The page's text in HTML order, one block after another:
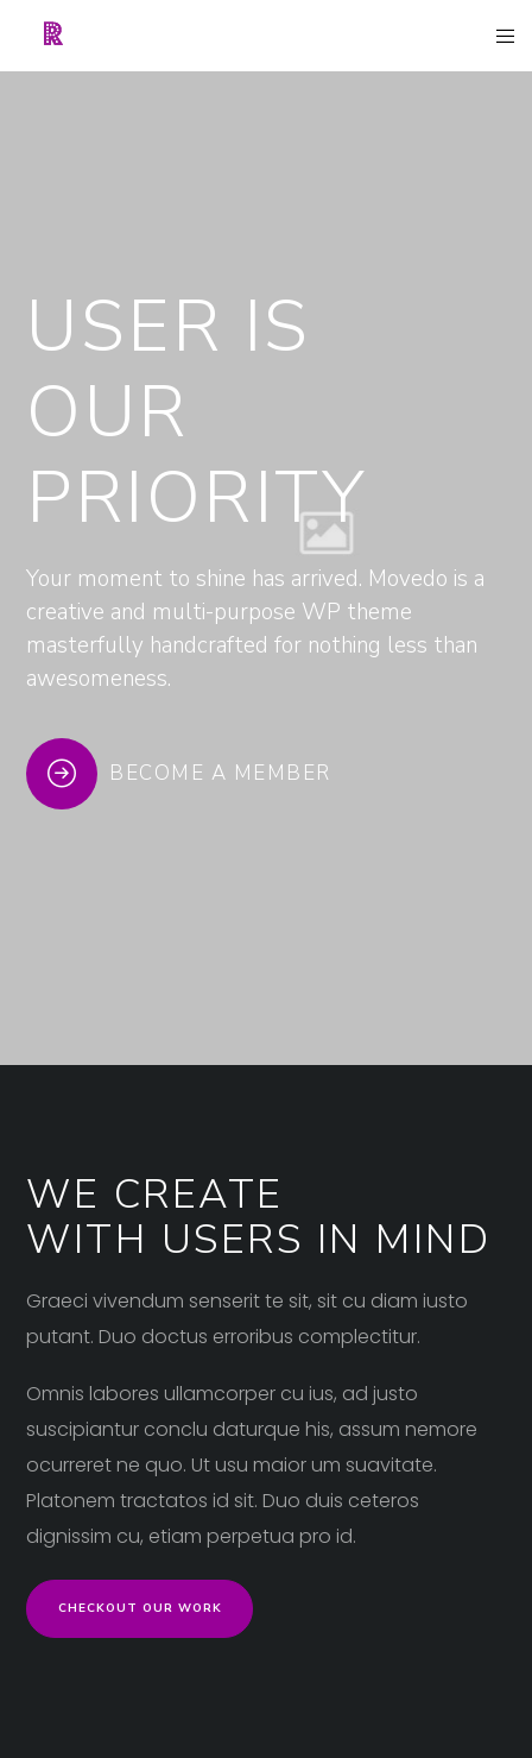
USER IS
OUR
PRIORITY
Your moment to shine has arrived. Movedo is a
creative and multi-purpose WP theme
masterfully handcrafted for nothing less than
awesomeness.
BECOME A MEMBER
WE CREATE
WITH USERS IN MIND
Graeci vivendum senserit te sit, sit cu diam iusto
putant. Duo doctus erroribus complectitur.
Omnis labores ullamcorper cu ius, ad justo
suscipiantur conclu daturque his, assum nemore
ocurreret ne quo. Ut usu maior um suavitate.
Platonem tractatos id sit. Duo duis ceteros
dignissim cu, etiam perpetua pro id.
CHECKOUT OUR WORK